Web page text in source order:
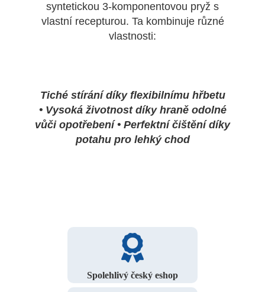
syntetickou 3-komponentovou pryž s
vlastní recepturou. Ta kombinuje různé
vlastnosti:
Tiché stírání díky flexibilnímu hřbetu
• Vysoká životnost díky hraně odolné
vůči opotřebení • Perfektní čištění díky
potahu pro lehký chod
Spolehlivý český eshop